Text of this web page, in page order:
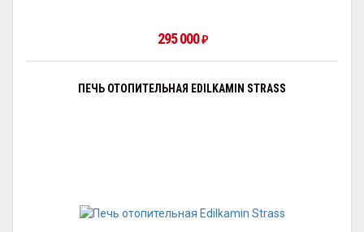
295 000 ₽
ПЕЧЬ ОТОПИТЕЛЬНАЯ EDILKAMIN STRASS